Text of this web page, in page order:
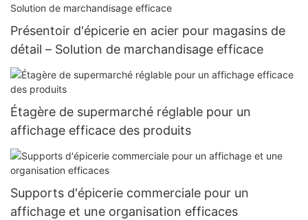
Présentoir d'épicerie en acier pour magasins de
détail – Solution de marchandisage efficace
Étagère de supermarché réglable pour un
affichage efficace des produits
Supports d'épicerie commerciale pour un
affichage et une organisation efficaces